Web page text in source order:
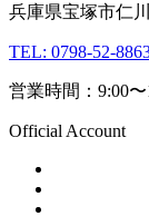
兵庫県宝塚市仁
TEL: 0798-52-
営業時間：9:00
Official Account